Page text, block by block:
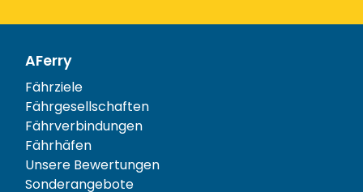
AFerry
Fährziele
Fährgesellschaften
Fährverbindungen
Fährhäfen
Unsere Bewertungen
Sonderangebote